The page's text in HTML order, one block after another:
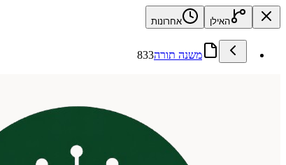
האילן אחרונות
משנה תורה833